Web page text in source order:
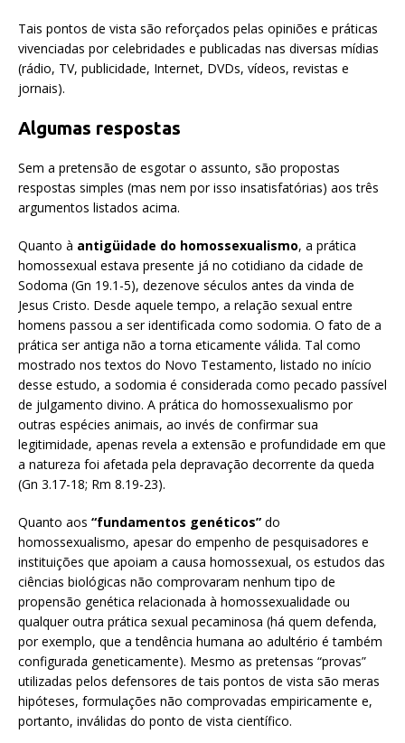
Tais pontos de vista são reforçados pelas opiniões e práticas
vivenciadas por celebridades e publicadas nas diversas mídias
(rádio, TV, publicidade, Internet, DVDs, vídeos, revistas e
jornais).
Algumas respostas
Sem a pretensão de esgotar o assunto, são propostas
respostas simples (mas nem por isso insatisfatórias) aos três
argumentos listados acima.
Quanto à antigüidade do homossexualismo, a prática
homossexual estava presente já no cotidiano da cidade de
Sodoma (Gn 19.1-5), dezenove séculos antes da vinda de
Jesus Cristo. Desde aquele tempo, a relação sexual entre
homens passou a ser identificada como sodomia. O fato de a
prática ser antiga não a torna eticamente válida. Tal como
mostrado nos textos do Novo Testamento, listado no início
desse estudo, a sodomia é considerada como pecado passível
de julgamento divino. A prática do homossexualismo por
outras espécies animais, ao invés de confirmar sua
legitimidade, apenas revela a extensão e profundidade em que
a natureza foi afetada pela depravação decorrente da queda
(Gn 3.17-18; Rm 8.19-23).
Quanto aos “fundamentos genéticos” do
homossexualismo, apesar do empenho de pesquisadores e
instituições que apoiam a causa homossexual, os estudos das
ciências biológicas não comprovaram nenhum tipo de
propensão genética relacionada à homossexualidade ou
qualquer outra prática sexual pecaminosa (há quem defenda,
por exemplo, que a tendência humana ao adultério é também
configurada geneticamente). Mesmo as pretensas “provas”
utilizadas pelos defensores de tais pontos de vista são meras
hipóteses, formulações não comprovadas empiricamente e,
portanto, inválidas do ponto de vista científico.